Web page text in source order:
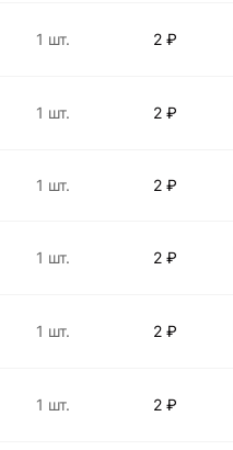
1 шт. 2 ₽
1 шт. 2 ₽
1 шт. 2 ₽
1 шт. 2 ₽
1 шт. 2 ₽
1 шт. 2 ₽